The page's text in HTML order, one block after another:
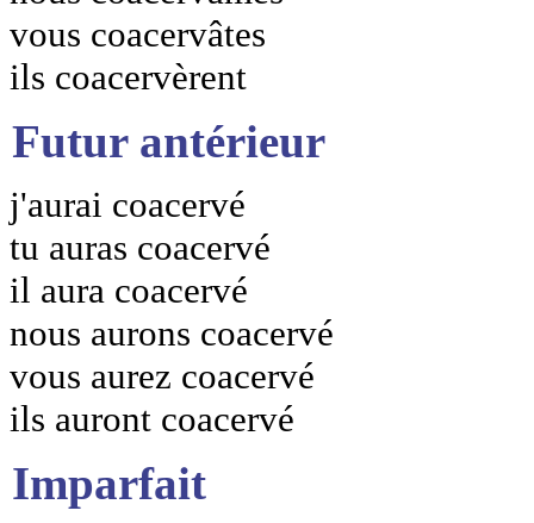
vous coacervâtes
ils coacervèrent
Futur antérieur
j'aurai coacervé
tu auras coacervé
il aura coacervé
nous aurons coacervé
vous aurez coacervé
ils auront coacervé
Imparfait